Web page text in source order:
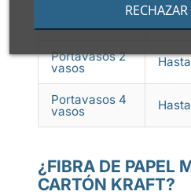
Portavasos 2
vasos
Portavasos 4
vasos
¿FIBRA DE PAPEL
CARTÓN KRAFT?